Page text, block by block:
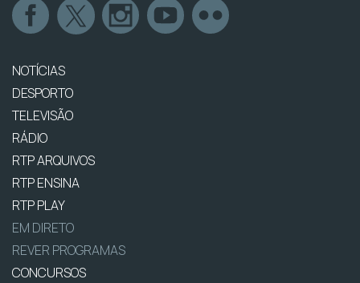
NOTÍCIAS
DESPORTO
TELEVISÃO
RÁDIO
RTP ARQUIVOS
RTP ENSINA
RTP PLAY
EM DIRETO
REVER PROGRAMAS
CONCURSOS